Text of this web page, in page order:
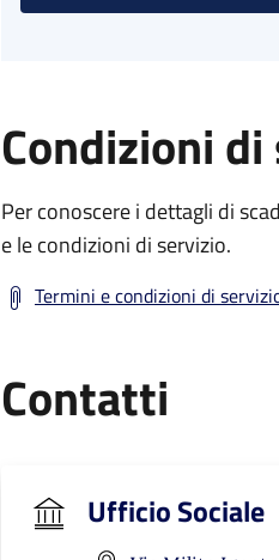
Condizioni
Per conoscere i dettagli di
e le condizioni di servizio.
Termini e condizioni di
Contatti
Ufficio Sociale